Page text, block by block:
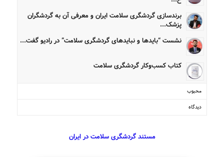
برندسازی گردشگری سلامت ایران و معرفی آن به گردشگران
پزشک...
نشست “بایدها و نبایدهای گردشگری سلامت” در رادیو گفت...
کتاب کسب‌وکار گردشگری سلامت
محبوب
دیدگاه
مستند گردشگری سلامت در ایران